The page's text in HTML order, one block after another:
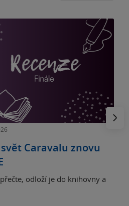
Caravalu znovu
odloží je do knihovny a